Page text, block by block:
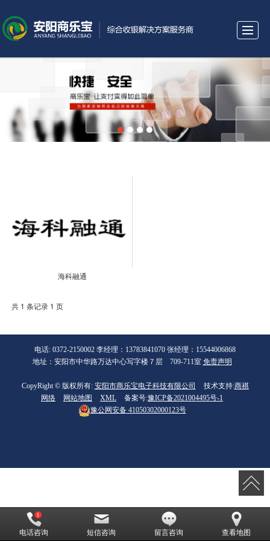
新闻动态 产品中心 人才招聘 联系我们
海科融通
共 1 条记录 1 页
电话: 0372-2150002 李经理：13783841070 张经理：15544006868
地址：安阳市中华路万达中心写字楼７层 709-711室 免责声明
CopyRight © 版权所有: 安阳市商乐宝电子科技有限公司 技术支持:商祺
网络
网站地图 XML 备案号:豫ICP备2021004495号-1
豫公网安备41050302000123号
电话咨询 短信咨询 留言咨询 查看地图